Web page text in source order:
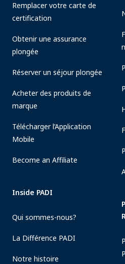
Remplacer votre carte de
certification
Obtenir une assurance
plongée
Réserver un séjour plongée
Acheter des produits de
marque
Télécharger l’Application
Mobile
Become an Affiliate
Inside PADI
Qui sommes-nous?
La Différence PADI
Notre histoire